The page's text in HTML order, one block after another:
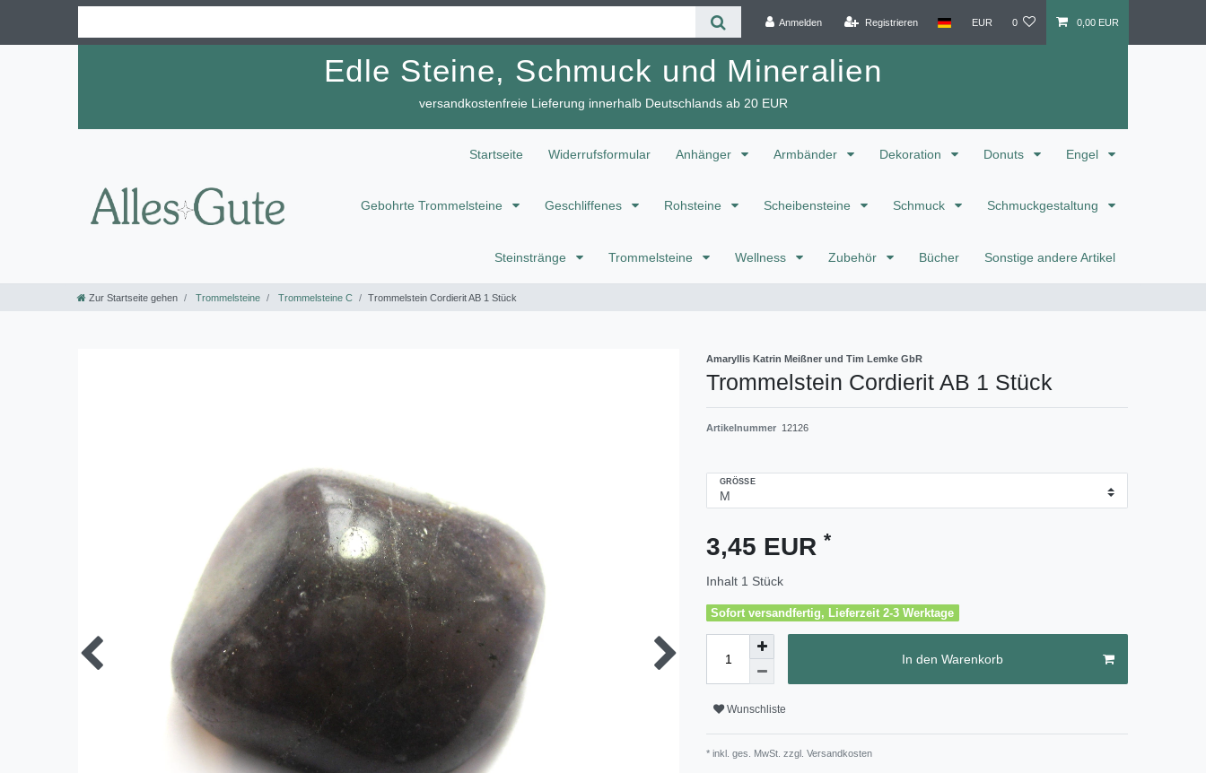
Anmelden Registrieren EUR 0 0,00 EUR
Edle Steine, Schmuck und Mineralien
versandkostenfreie Lieferung innerhalb Deutschlands ab 20 EUR
Startseite Widerrufsformular Anhänger Armbänder Dekoration Donuts Engel
Gebohrte Trommelsteine Geschliffenes Rohsteine Scheibensteine Schmuck Schmuckgestaltung
Steinstränge Trommelsteine Wellness Zubehör Bücher Sonstige andere Artikel
Zur Startseite gehen Trommelsteine Trommelsteine C Trommelstein Cordierit AB 1 Stück
Amaryllis Katrin Meißner und Tim Lemke GbR
Trommelstein Cordierit AB 1 Stück
Artikelnummer 12126
GRÖSSE
3,45 EUR *
Inhalt 1 Stück
Sofort versandfertig, Lieferzeit 2-3 Werktage
In den Warenkorb
Wunschliste
* inkl. ges. MwSt. zzgl. Versandkosten